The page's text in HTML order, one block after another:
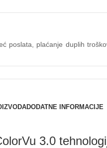
poslata, plaćanje duplih
DODATNE INFORMACIJE
3.0